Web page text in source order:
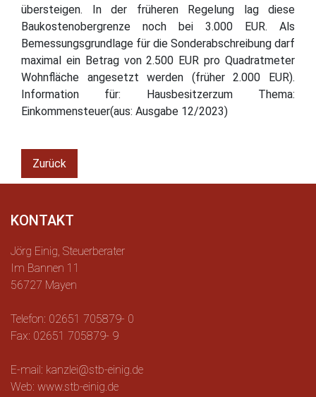
übersteigen. In der früheren Regelung lag diese
Baukostenobergrenze noch bei 3.000 EUR. Als
Bemessungsgrundlage für die Sonderabschreibung darf
maximal ein Betrag von 2.500 EUR pro Quadratmeter
Wohnfläche angesetzt werden (früher 2.000 EUR).
Information für: Hausbesitzerzum Thema:
Einkommensteuer(aus: Ausgabe 12/2023)
Zurück
KONTAKT
Jörg Einig, Steuerberater
Im Bannen 11
56727 Mayen
Telefon: 02651 705879- 0
Fax: 02651 705879- 9
E-mail: kanzlei@stb-einig.de
Web: www.stb-einig.de